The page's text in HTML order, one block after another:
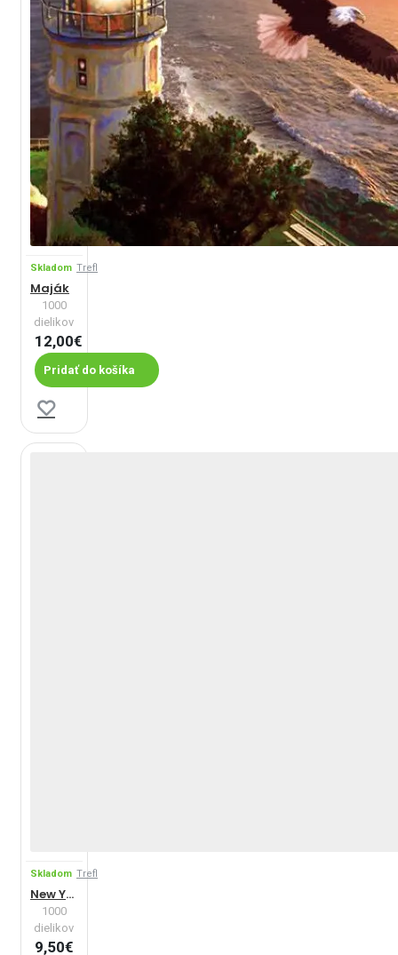
Skladom Trefl
Maják
1000
dielikov
12,00€
Pridať do košíka
Skladom Trefl
New York
1000
dielikov
9,50€